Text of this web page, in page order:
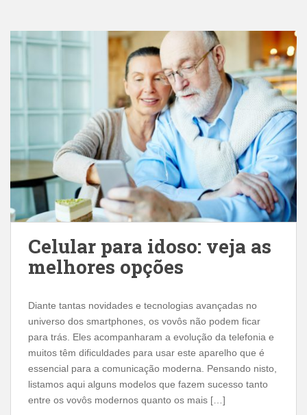
Celular para idoso: veja as
melhores opções
Diante tantas novidades e tecnologias avançadas no
universo dos smartphones, os vovôs não podem ficar
para trás. Eles acompanharam a evolução da telefonia e
muitos têm dificuldades para usar este aparelho que é
essencial para a comunicação moderna. Pensando nisto,
listamos aqui alguns modelos que fazem sucesso tanto
entre os vovôs modernos quanto os mais […]